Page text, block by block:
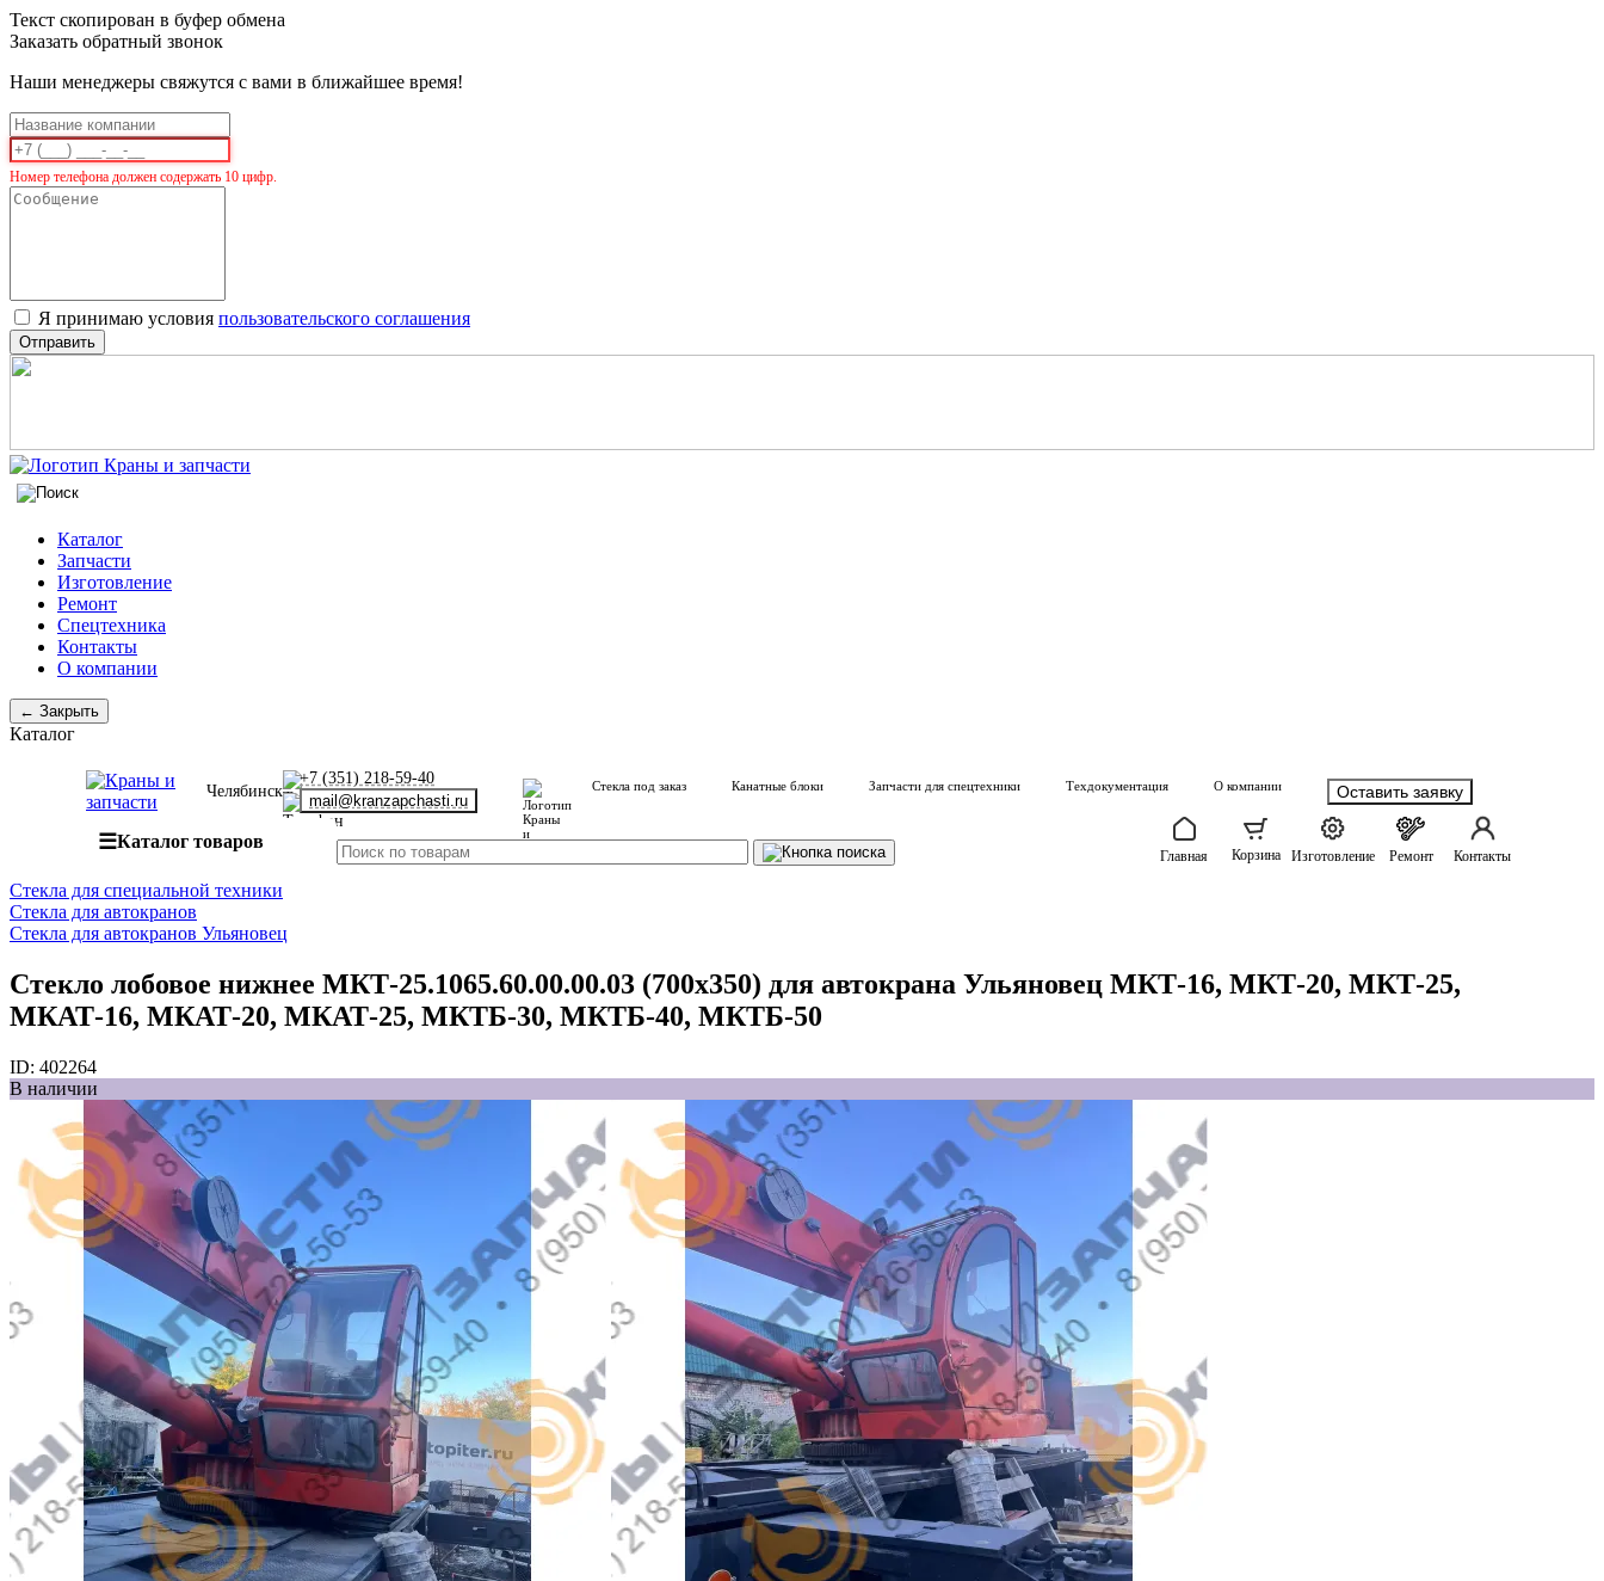
Текст скопирован в буфер обмена
Заказать обратный звонок
Наши менеджеры свяжутся с вами в ближайшее время!
Номер телефона должен содержать 10 цифр.
Я принимаю условия пользовательского соглашения
Отправить
Каталог
Запчасти
Изготовление
Ремонт
Спецтехника
Контакты
О компании
← Закрыть
Каталог
Челябинск
+7 (351) 218-59-40
mail@kranzapchasti.ru
Стекла под заказ Канатные блоки Запчасти для спецтехники Техдокументация О компании Оставить заявку
☰Каталог товаров
Главная Корзина Изготовление Ремонт Контакты
Стекла для специальной техники
Стекла для автокранов
Стекла для автокранов Ульяновец
Стекло лобовое нижнее МКТ-25.1065.60.00.00.03 (700х350) для автокрана Ульяновец МКТ-16, МКТ-20, МКТ-25,
МКАТ-16, МКАТ-20, МКАТ-25, МКТБ-30, МКТБ-40, МКТБ-50
ID: 402264
В наличии